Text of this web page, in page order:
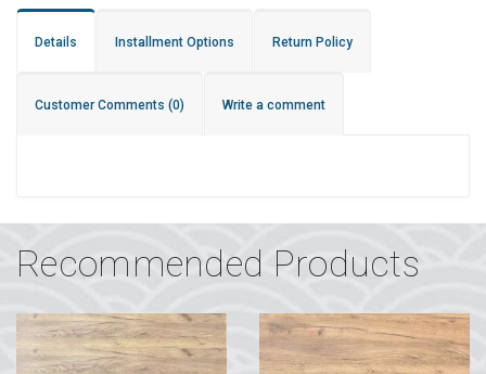
Details Installment Options Return Policy
Customer Comments (0) Write a comment
Recommended Products